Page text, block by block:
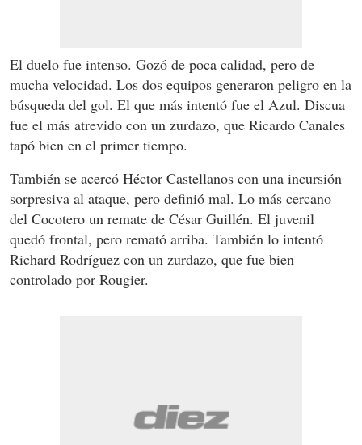
El duelo fue intenso. Gozó de poca calidad, pero de
mucha velocidad. Los dos equipos generaron peligro en la
búsqueda del gol. El que más intentó fue el Azul. Discua
fue el más atrevido con un zurdazo, que Ricardo Canales
tapó bien en el primer tiempo.
También se acercó Héctor Castellanos con una incursión
sorpresiva al ataque, pero definió mal. Lo más cercano
del Cocotero un remate de César Guillén. El juvenil
quedó frontal, pero remató arriba. También lo intentó
Richard Rodríguez con un zurdazo, que fue bien
controlado por Rougier.